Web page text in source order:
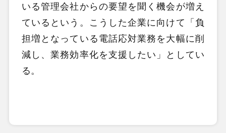
いる管理会社からの要望を聞く機会が増え
ているという。こうした企業に向けて「負
担増となっている電話応対業務を大幅に削
減し、業務効率化を支援したい」としてい
る。